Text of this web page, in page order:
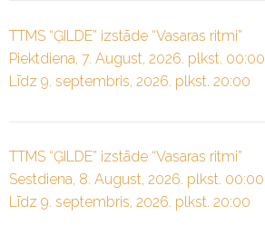
TTMS “ĢILDE” izstāde “Vasaras ritmi”
Piektdiena, 7. August, 2026. plkst. 00:00
Līdz 9. septembris, 2026. plkst. 20:00
TTMS “ĢILDE” izstāde “Vasaras ritmi”
Sestdiena, 8. August, 2026. plkst. 00:00
Līdz 9. septembris, 2026. plkst. 20:00